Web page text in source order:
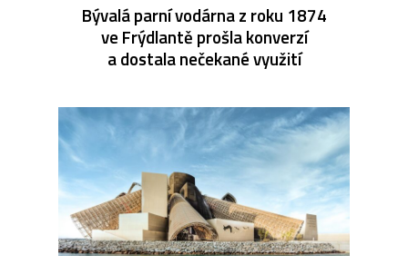
Bývalá parní vodárna z roku 1874
ve Frýdlantě prošla konverzí
a dostala nečekané využití